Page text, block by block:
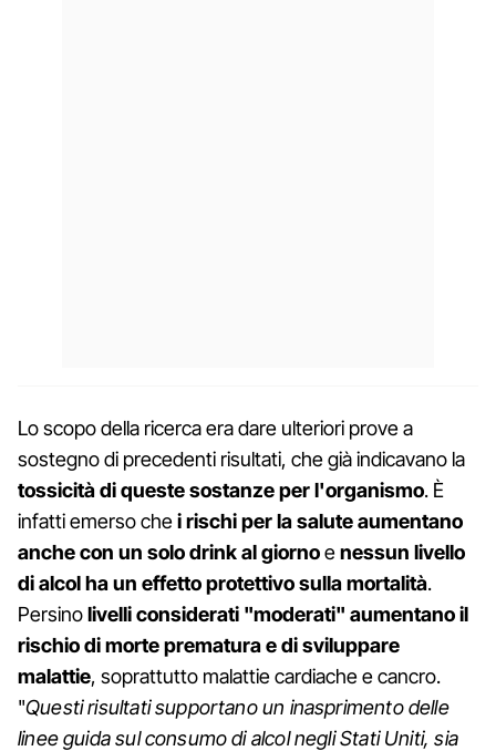
Lo scopo della ricerca era dare ulteriori prove a
sostegno di precedenti risultati, che già indicavano la
tossicità di queste sostanze per l'organismo. È
infatti emerso chei rischi per la salute aumentano
anche con un solo drink al giornoenessun livello
di alcol ha un effetto protettivo sulla mortalità.
Persinolivelli considerati "moderati" aumentano il
rischio di morte prematura e di sviluppare
malattie, soprattutto malattie cardiache e cancro.
"Questi risultati supportano un inasprimento delle
linee guida sul consumo di alcol negli Stati Uniti, sia